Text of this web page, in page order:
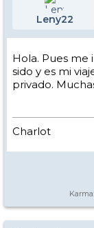
Leny22
Hola. Pues me
sido y es mi
privado.
Charlot
Karma: